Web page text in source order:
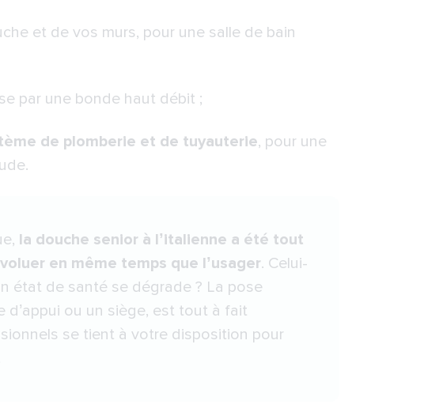
et de vos murs, pour une salle de bain
par une bonde haut débit ;
de plomberie et de tuyauterie, pour une
la douche senior à l’italienne a été tout
en même temps que l’usager. Celui-
état de santé se dégrade ? La pose
d’appui ou un siège, est tout à fait
se tient à votre disposition pour